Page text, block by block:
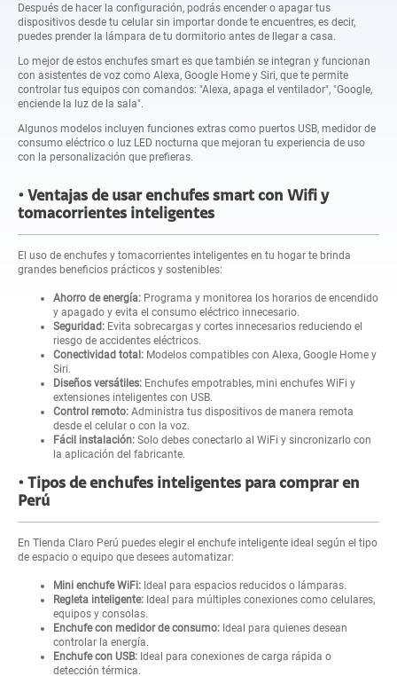
Después de hacer la configuración, podrás encender o apagar tus
dispositivos desde tu celular sin importar donde te encuentres, es decir,
puedes prender la lámpara de tu dormitorio antes de llegar a casa.
Lo mejor de estos enchufes smart es que también se integran y funcionan
con asistentes de voz como Alexa, Google Home y Siri, que te permite
controlar tus equipos con comandos: "Alexa, apaga el ventilador", "Google,
enciende la luz de la sala".
Algunos modelos incluyen funciones extras como puertos USB, medidor de
consumo eléctrico o luz LED nocturna que mejoran tu experiencia de uso
con la personalización que prefieras.
Ventajas de usar enchufes smart con Wifi y
tomacorrientes inteligentes
El uso de enchufes y tomacorrientes inteligentes en tu hogar te brinda
grandes beneficios prácticos y sostenibles:
Ahorro de energía: Programa y monitorea los horarios de encendido
y apagado y evita el consumo eléctrico innecesario.
Seguridad: Evita sobrecargas y cortes innecesarios reduciendo el
riesgo de accidentes eléctricos.
Conectividad total: Modelos compatibles con Alexa, Google Home y
Siri.
Diseños versátiles: Enchufes empotrables, mini enchufes WiFi y
extensiones inteligentes con USB.
Control remoto: Administra tus dispositivos de manera remota
desde el celular o con la voz.
Fácil instalación: Solo debes conectarlo al WiFi y sincronizarlo con
la aplicación del fabricante.
Tipos de enchufes inteligentes para comprar en
Perú
En Tienda Claro Perú puedes elegir el enchufe inteligente ideal según el tipo
de espacio o equipo que desees automatizar:
Mini enchufe WiFi: Ideal para espacios reducidos o lámparas.
Regleta inteligente: Ideal para múltiples conexiones como celulares,
equipos y consolas.
Enchufe con medidor de consumo: Ideal para quienes desean
controlar la energía.
Enchufe con USB: Ideal para conexiones de carga rápida o
detección térmica.